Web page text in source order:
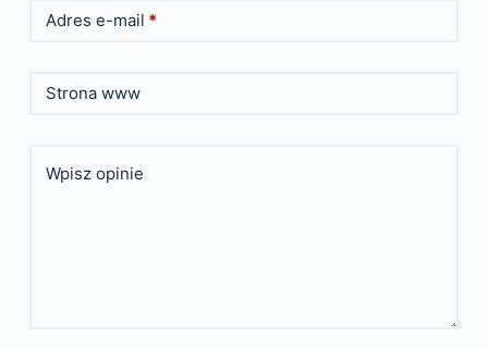
Adres e-mail *
Strona www
Wpisz opinie